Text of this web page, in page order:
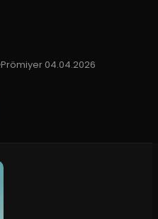
Prömiyer 04.04.2026